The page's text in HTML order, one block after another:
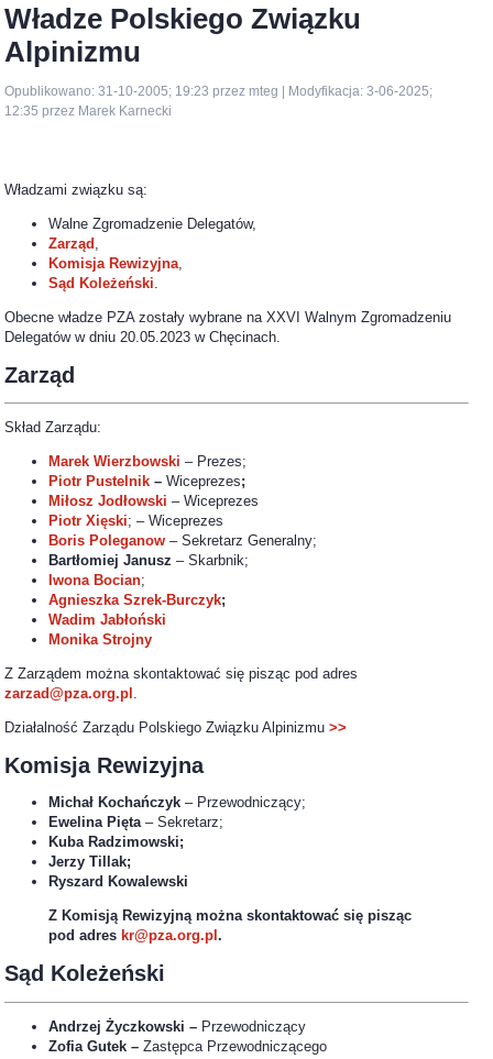
Władze Polskiego Związku
Alpinizmu
Opublikowano: 31-10-2005; 19:23 przez mteg | Modyfikacja: 3-06-2025;
12:35 przez Marek Karnecki
Władzami związku są:
Walne Zgromadzenie Delegatów,
Zarząd
Komisja Rewizyjna
Sąd Koleżeński
Obecne władze PZA zostały wybrane na XXVI Walnym Zgromadzeniu
Delegatów w dniu 20.05.2023 w Chęcinach.
Zarząd
Skład Zarządu:
Marek Wierzbowski – Prezes;
Piotr Pustelnik – Wiceprezes;
Miłosz Jodłowski – Wiceprezes
Piotr Xięski; – Wiceprezes
Boris Poleganow – Sekretarz Generalny;
Bartłomiej Janusz– Skarbnik;
Iwona Bocian;
Agnieszka Szrek-Burczyk;
Wadim Jabłoński
Monika Strojny
Z Zarządem można skontaktować się pisząc pod adres
zarzad@pza.org.pl
Działalność Zarządu Polskiego Związku Alpinizmu>>
Komisja Rewizyjna
Michał Kochańczyk – Przewodniczący;
Ewelina Pięta– Sekretarz;
Kuba Radzimowski;
Jerzy Tillak;
Ryszard Kowalewski
Z Komisją Rewizyjną można skontaktować się pisząc
pod adres kr@pza.org.pl.
Sąd Koleżeński
Andrzej Życzkowski – Przewodniczący
Zofia Gutek –Zastępca Przewodniczącego